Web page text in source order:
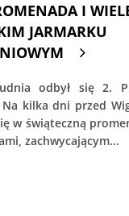
I
JARMARKU
odbył się 2.
kilka dni przed
w świąteczną
zachwycającym...